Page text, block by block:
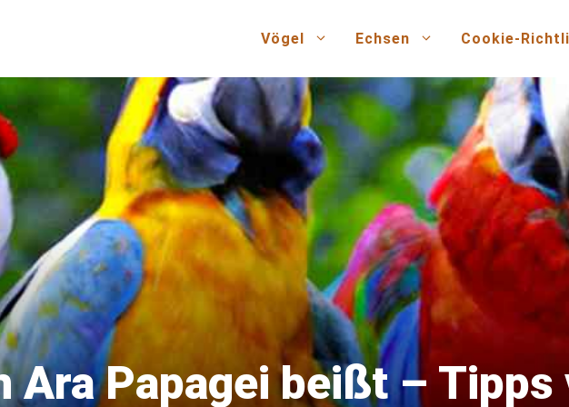
Vögel Echsen Cookie-
Ara Papagei beißt – Tipps